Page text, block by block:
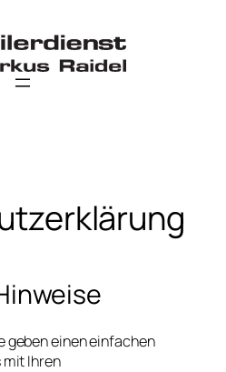
geben einen einfachen
mit Ihren